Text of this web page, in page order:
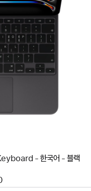
- 한국어 - 블랙